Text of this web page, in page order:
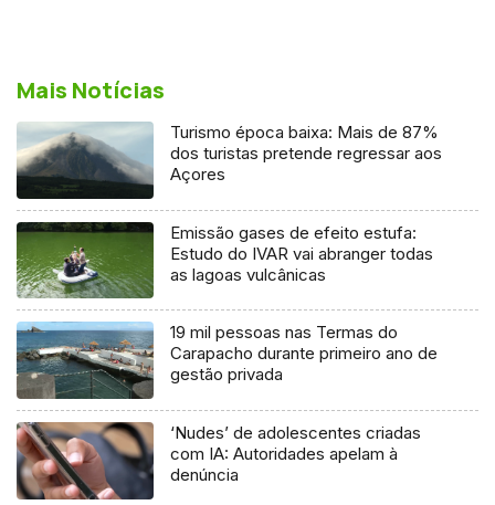
Mais Notícias
Turismo época baixa: Mais de 87%
dos turistas pretende regressar aos
Açores
Emissão gases de efeito estufa:
Estudo do IVAR vai abranger todas
as lagoas vulcânicas
19 mil pessoas nas Termas do
Carapacho durante primeiro ano de
gestão privada
‘Nudes’ de adolescentes criadas
com IA: Autoridades apelam à
denúncia